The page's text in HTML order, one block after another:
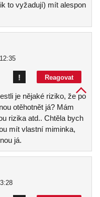
to vyžadují) mít alespon
Reagovat
!
je nějaké riziko, že po
otěhotnět já? Mám
rizika atd.. Chtěla bych
mít vlastní miminka,
já.